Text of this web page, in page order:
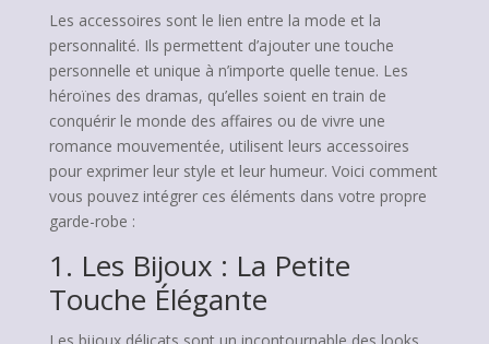
Les accessoires sont le lien entre la mode et la
personnalité. Ils permettent d’ajouter une touche
personnelle et unique à n’importe quelle tenue. Les
héroïnes des dramas, qu’elles soient en train de
conquérir le monde des affaires ou de vivre une
romance mouvementée, utilisent leurs accessoires
pour exprimer leur style et leur humeur. Voici comment
vous pouvez intégrer ces éléments dans votre propre
garde-robe :
1. Les Bijoux : La Petite
Touche Élégante